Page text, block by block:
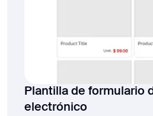
Plantilla de formulario
electrónico